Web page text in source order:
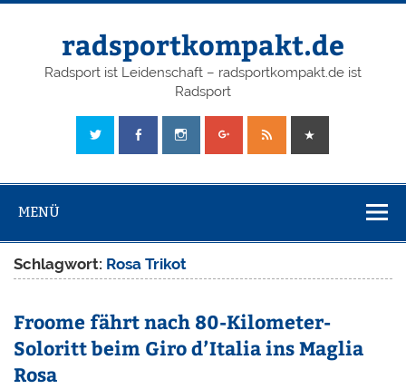
radsportkompakt.de
Radsport ist Leidenschaft – radsportkompakt.de ist
Radsport
MENÜ
Schlagwort: Rosa Trikot
Froome fährt nach 80-Kilometer-
Soloritt beim Giro d’Italia ins Maglia
Rosa